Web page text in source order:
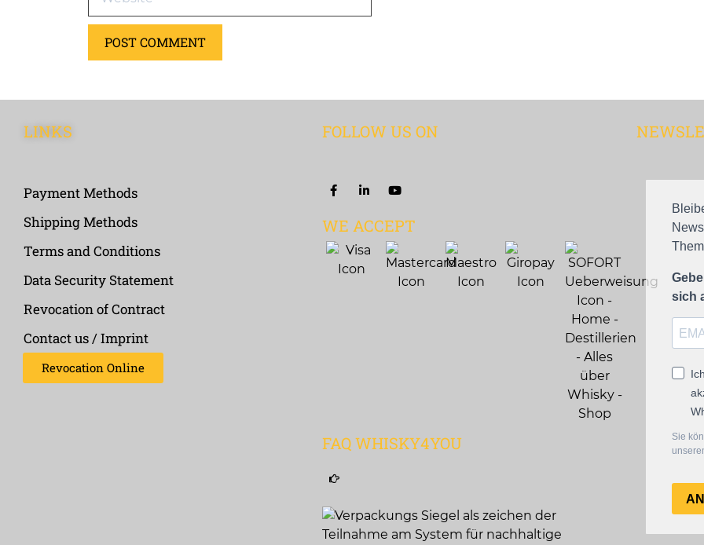
LINKS
Payment Methods
Shipping Methods
Terms and Conditions
Data Security Statement
Revocation of Contract
Contact us / Imprint
Revocation Online
FOLLOW US ON
WE ACCEPT
FAQ WHISKY4YOU
sich
Sie